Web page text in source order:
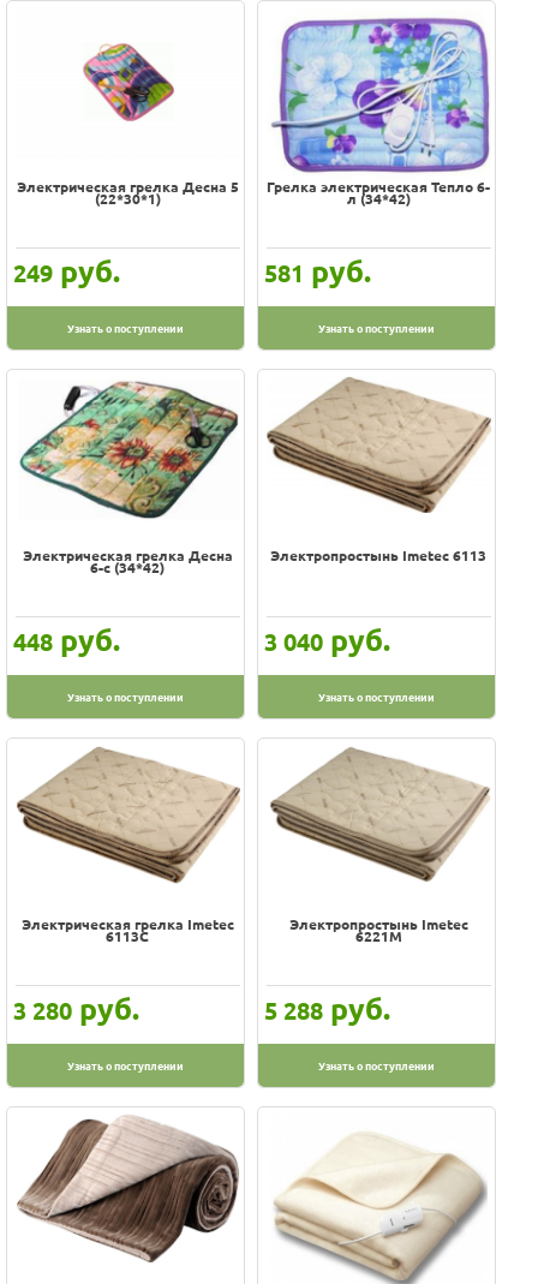
Электрическая грелка Десна 5
(22*30*1)
249 руб.
Узнать о поступлении
Грелка электрическая Тепло 6-
л (34*42)
581 руб.
Узнать о поступлении
Электрическая грелка Десна
6-с (34*42)
448 руб.
Узнать о поступлении
Электропростынь Imetec 6113
3 040 руб.
Узнать о поступлении
Электрическая грелка Imetec
6113С
3 280 руб.
Узнать о поступлении
Электропростынь Imetec
6221М
5 288 руб.
Узнать о поступлении